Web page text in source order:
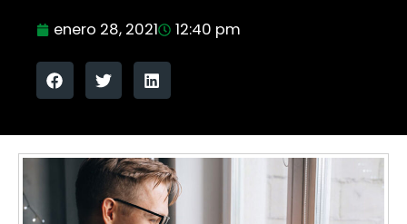
enero 28, 2021 12:40 pm